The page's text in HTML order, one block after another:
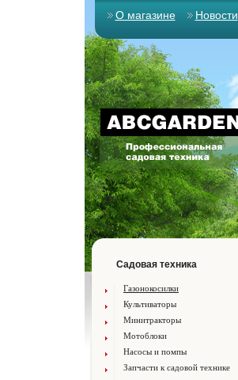
О магазине Новости
Садовая техника
Газонокосилки
Культиваторы
Минитракторы
Мотоблоки
Насосы и помпы
Запчасти к садовой технике